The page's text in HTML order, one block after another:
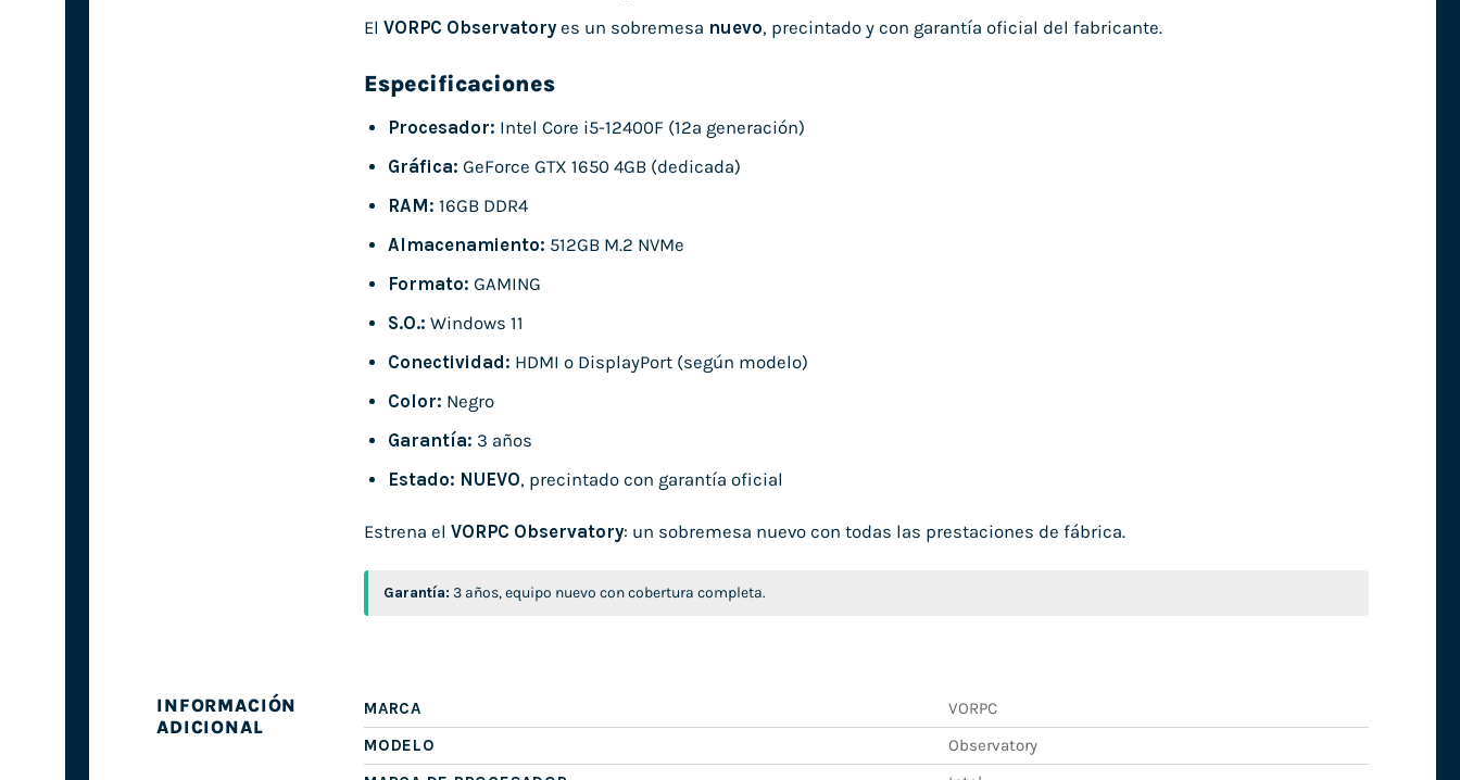
El VORPC Observatoryes un sobremesa nuevo, precintado y con garantía oficial del fabricante.
Especificaciones
Procesador: Intel Core i5-12400F (12ª generación)
Gráfica: GeForce GTX 1650 4GB (dedicada)
RAM: 16GB DDR4
Almacenamiento: 512GB M.2 NVMe
Formato: GAMING
S.O.: Windows 11
Conectividad: HDMI o DisplayPort (según modelo)
Color: Negro
Garantía: 3 años
Estado: NUEVO, precintado con garantía oficial
Estrena el VORPC Observatory: un sobremesa nuevo con todas las prestaciones de fábrica.
Garantía: 3 años, equipo nuevo con cobertura completa.
INFORMACIÓN
ADICIONAL
MARCA
VORPC
MODELO
Observatory